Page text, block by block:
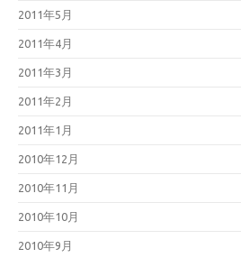
2011年5月
2011年4月
2011年3月
2011年2月
2011年1月
2010年12月
2010年11月
2010年10月
2010年9月